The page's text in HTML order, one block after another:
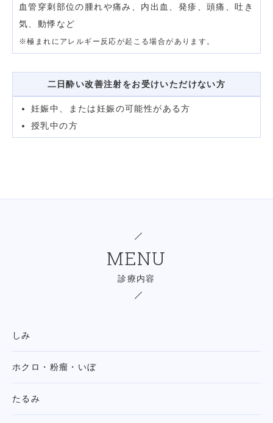
血管穿刺部位の腫れや痛み、内出血、発疹、頭痛、吐き
気、動悸など
※極まれにアレルギー反応が起こる場合があります。
二日酔い改善注射をお受けいただけない方
妊娠中、または妊娠の可能性がある方
授乳中の方
MENU
診療内容
しみ
ホクロ・粉瘤・いぼ
たるみ